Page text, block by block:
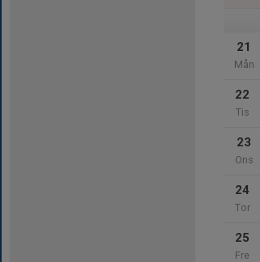
21
Mån
22
Tis
23
Ons
24
Tor
25
Fre